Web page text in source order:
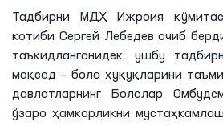
Тадбирни МДҲ Ижроия
котиби Сергей Лебедев очиб
таъкидланганидек, ушбу
мақсад – бола ҳуқуқларини
давлатларнинг Болалар
ўзаро ҳамкорликни